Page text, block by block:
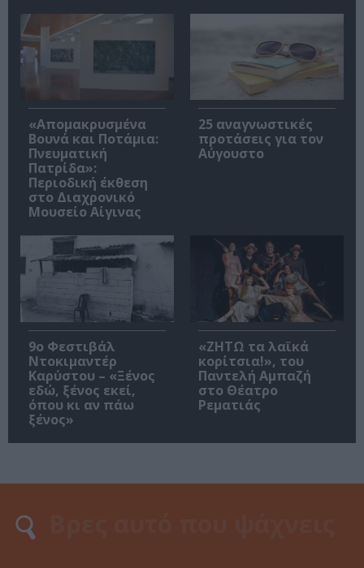
«Απομακρυσμένα
Βουνά και Ποτάμια:
Πνευματική
Πατρίδα»:
Περιοδική έκθεση
στο Διαχρονικό
Μουσείο Αίγινας
25 αναγνωστικές
προτάσεις για τον
Αύγουστο
9ο Φεστιβάλ
Ντοκιμαντέρ
Καρύστου – «Ξένος
εδώ, ξένος εκεί,
όπου κι αν πάω
ξένος»
«ΖΗΤΩ τα λαϊκά
κορίτσια!», του
Παντελή Αμπαζή
στο Θέατρο
Ρεματιάς